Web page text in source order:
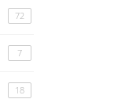
72
7
18